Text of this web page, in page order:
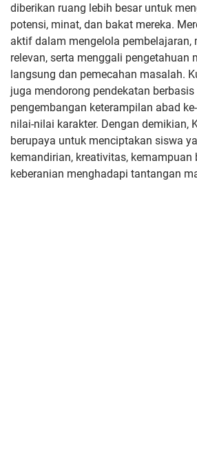
diberikan ruang lebih besar untuk
potensi, minat, dan bakat mereka.
aktif dalam mengelola pembelajaran,
relevan, serta menggali pengetahuan
langsung dan pemecahan masalah.
juga mendorong pendekatan
pengembangan keterampilan abad
nilai-nilai karakter. Dengan demikian,
berupaya untuk menciptakan siswa
kemandirian, kreativitas, kemampuan
keberanian menghadapi tantangan